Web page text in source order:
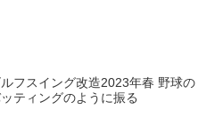
フスイング改造2023年春 野球の
ティングのように振る